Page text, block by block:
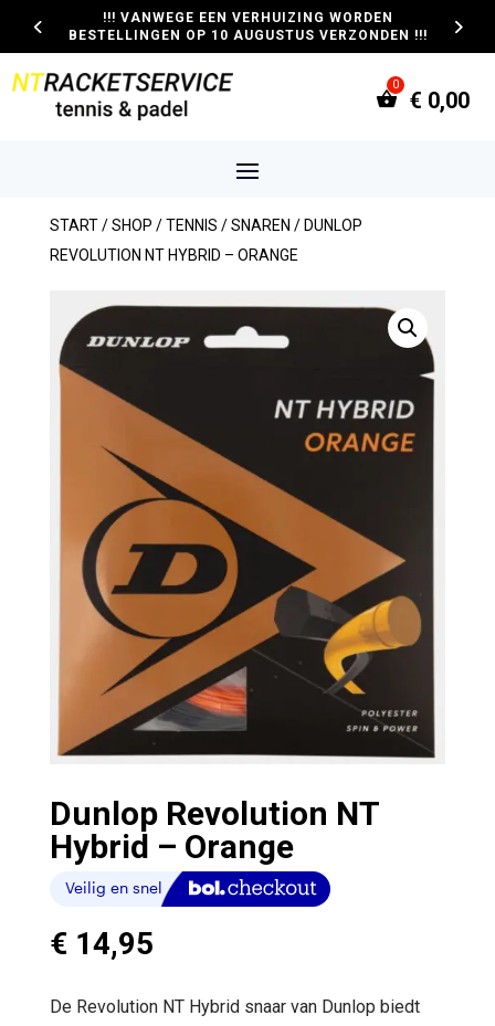
!!! VANWEGE EEN VERHUIZING WORDEN
BESTELLINGEN OP 10 AUGUSTUS VERZONDEN !!!
€ 0,00
START/SHOP /TENNIS /SNAREN / DUNLOP
REVOLUTION NT HYBRID – ORANGE
Dunlop Revolution NT
Hybrid – Orange
€14,95
De Revolution NT Hybrid snaar van Dunlop biedt